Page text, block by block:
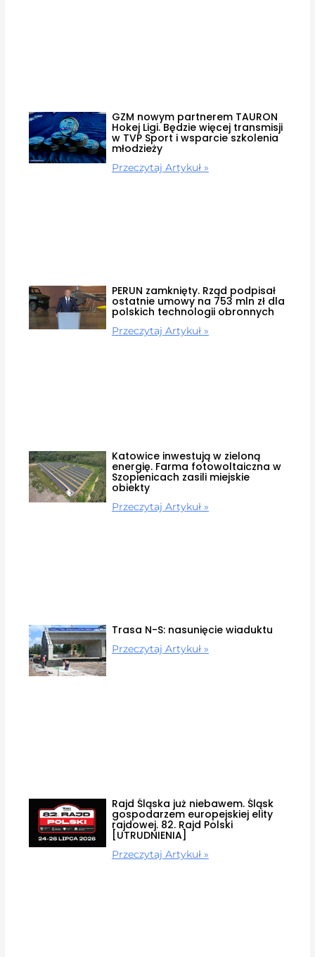
GZM nowym partnerem TAURON
Hokej Ligi. Będzie więcej transmisji
w TVP Sport i wsparcie szkolenia
młodzieży
Przeczytaj Artykuł »
PERUN zamknięty. Rząd podpisał
ostatnie umowy na 753 mln zł dla
polskich technologii obronnych
Przeczytaj Artykuł »
Katowice inwestują w zieloną
energię. Farma fotowoltaiczna w
Szopienicach zasili miejskie
obiekty
Przeczytaj Artykuł »
Trasa N-S: nasunięcie wiaduktu
Przeczytaj Artykuł »
Rajd Śląska już niebawem. Śląsk
gospodarzem europejskiej elity
rajdowej. 82. Rajd Polski
[UTRUDNIENIA]
Przeczytaj Artykuł »